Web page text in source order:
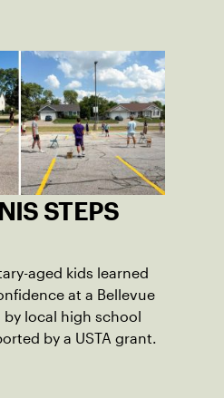
STEPS
aged kids learned
at a Bellevue
local high school
by a USTA grant.